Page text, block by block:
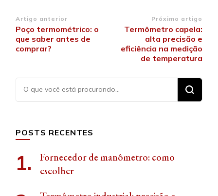
Navegação
de
post
Artigo anterior
Poço termométrico: o
que saber antes de
comprar?
Próximo artigo
Termômetro capela:
alta precisão e
eficiência na medição
de temperatura
Procurando
algo?
POSTS RECENTES
Fornecedor de manômetro: como
escolher